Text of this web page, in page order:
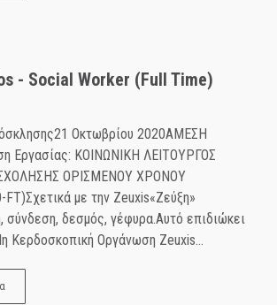
- Social Worker (Full Time)
Οκτωβρίου 2020ΑΜΕΣΗ
Εργασίας: ΚΟΙΝΩΝΙΚΗ ΛΕΙΤΟΥΡΓΟΣ
ΟΡΙΣΜΕΝΟΥ ΧΡΟΝΟΥ
FT)Σχετικά με την Zeuxis«Ζεύξη»
σύνδεση, δεσμός, γέφυρα.Αυτό επιδιώκει
Κερδοσκοπική Οργάνωση Ζeuxis...